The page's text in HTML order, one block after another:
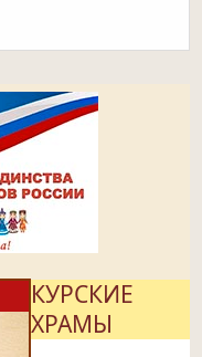
КУРСКИЕ
ХРАМЫ